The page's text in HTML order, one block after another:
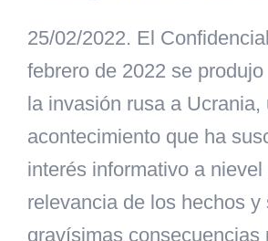
25/02/2022. El
febrero de 2022 se
la invasión rusa a Ucrania,
acontecimiento que ha
interés informativo a
relevancia de los hechos y
gravísimas consecuencias